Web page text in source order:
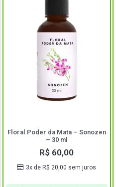
Floral Poder da Mata – Sonozen
– 30 ml
R$ 60,00
3x de R$ 20,00 sem juros